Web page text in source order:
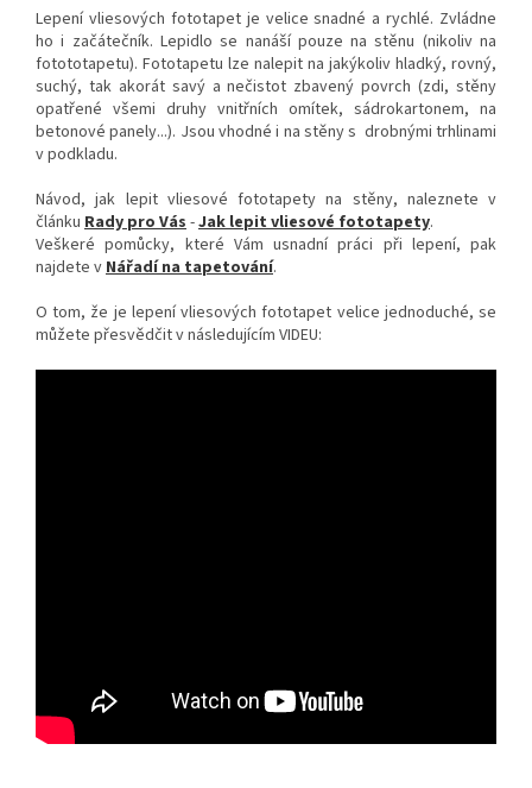
Lepení vliesových fototapet je velice snadné a rychlé. Zvládne
ho i začátečník. Lepidlo se nanáší pouze na stěnu (nikoliv na
fotototapetu). Fototapetu lze nalepit na jakýkoliv hladký, rovný,
suchý, tak akorát savý a nečistot zbavený povrch (zdi, stěny
opatřené všemi druhy vnitřních omítek, sádrokartonem, na
betonové panely...). Jsou vhodné i na stěny s drobnými trhlinami
v podkladu.
Návod, jak lepit vliesové fototapety na stěny, naleznete v
článku Rady pro Vás-Jak lepit vliesové fototapety.
Veškeré pomůcky, které Vám usnadní práci při lepení, pak
najdete vNářadí na tapetování.
O tom, že je lepení vliesových fototapet velice jednoduché, se
můžete přesvědčit v následujícím VIDEU: